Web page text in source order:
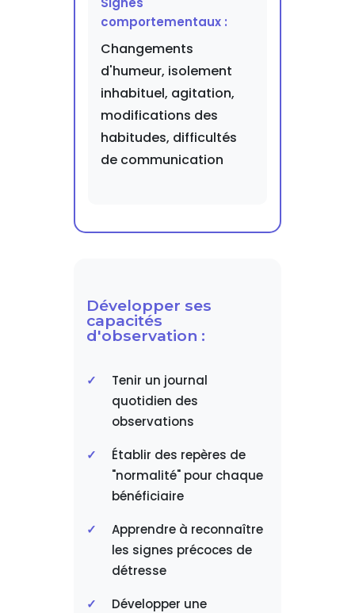
comportementaux :
Changements
d'humeur, isolement
inhabituel, agitation,
modifications des
habitudes, difficultés
de communication
Développer ses
capacités
d'observation :
Tenir un journal
quotidien des
observations
Établir des repères de
"normalité" pour chaque
bénéficiaire
Apprendre à reconnaître
les signes précoces de
détresse
Développer une